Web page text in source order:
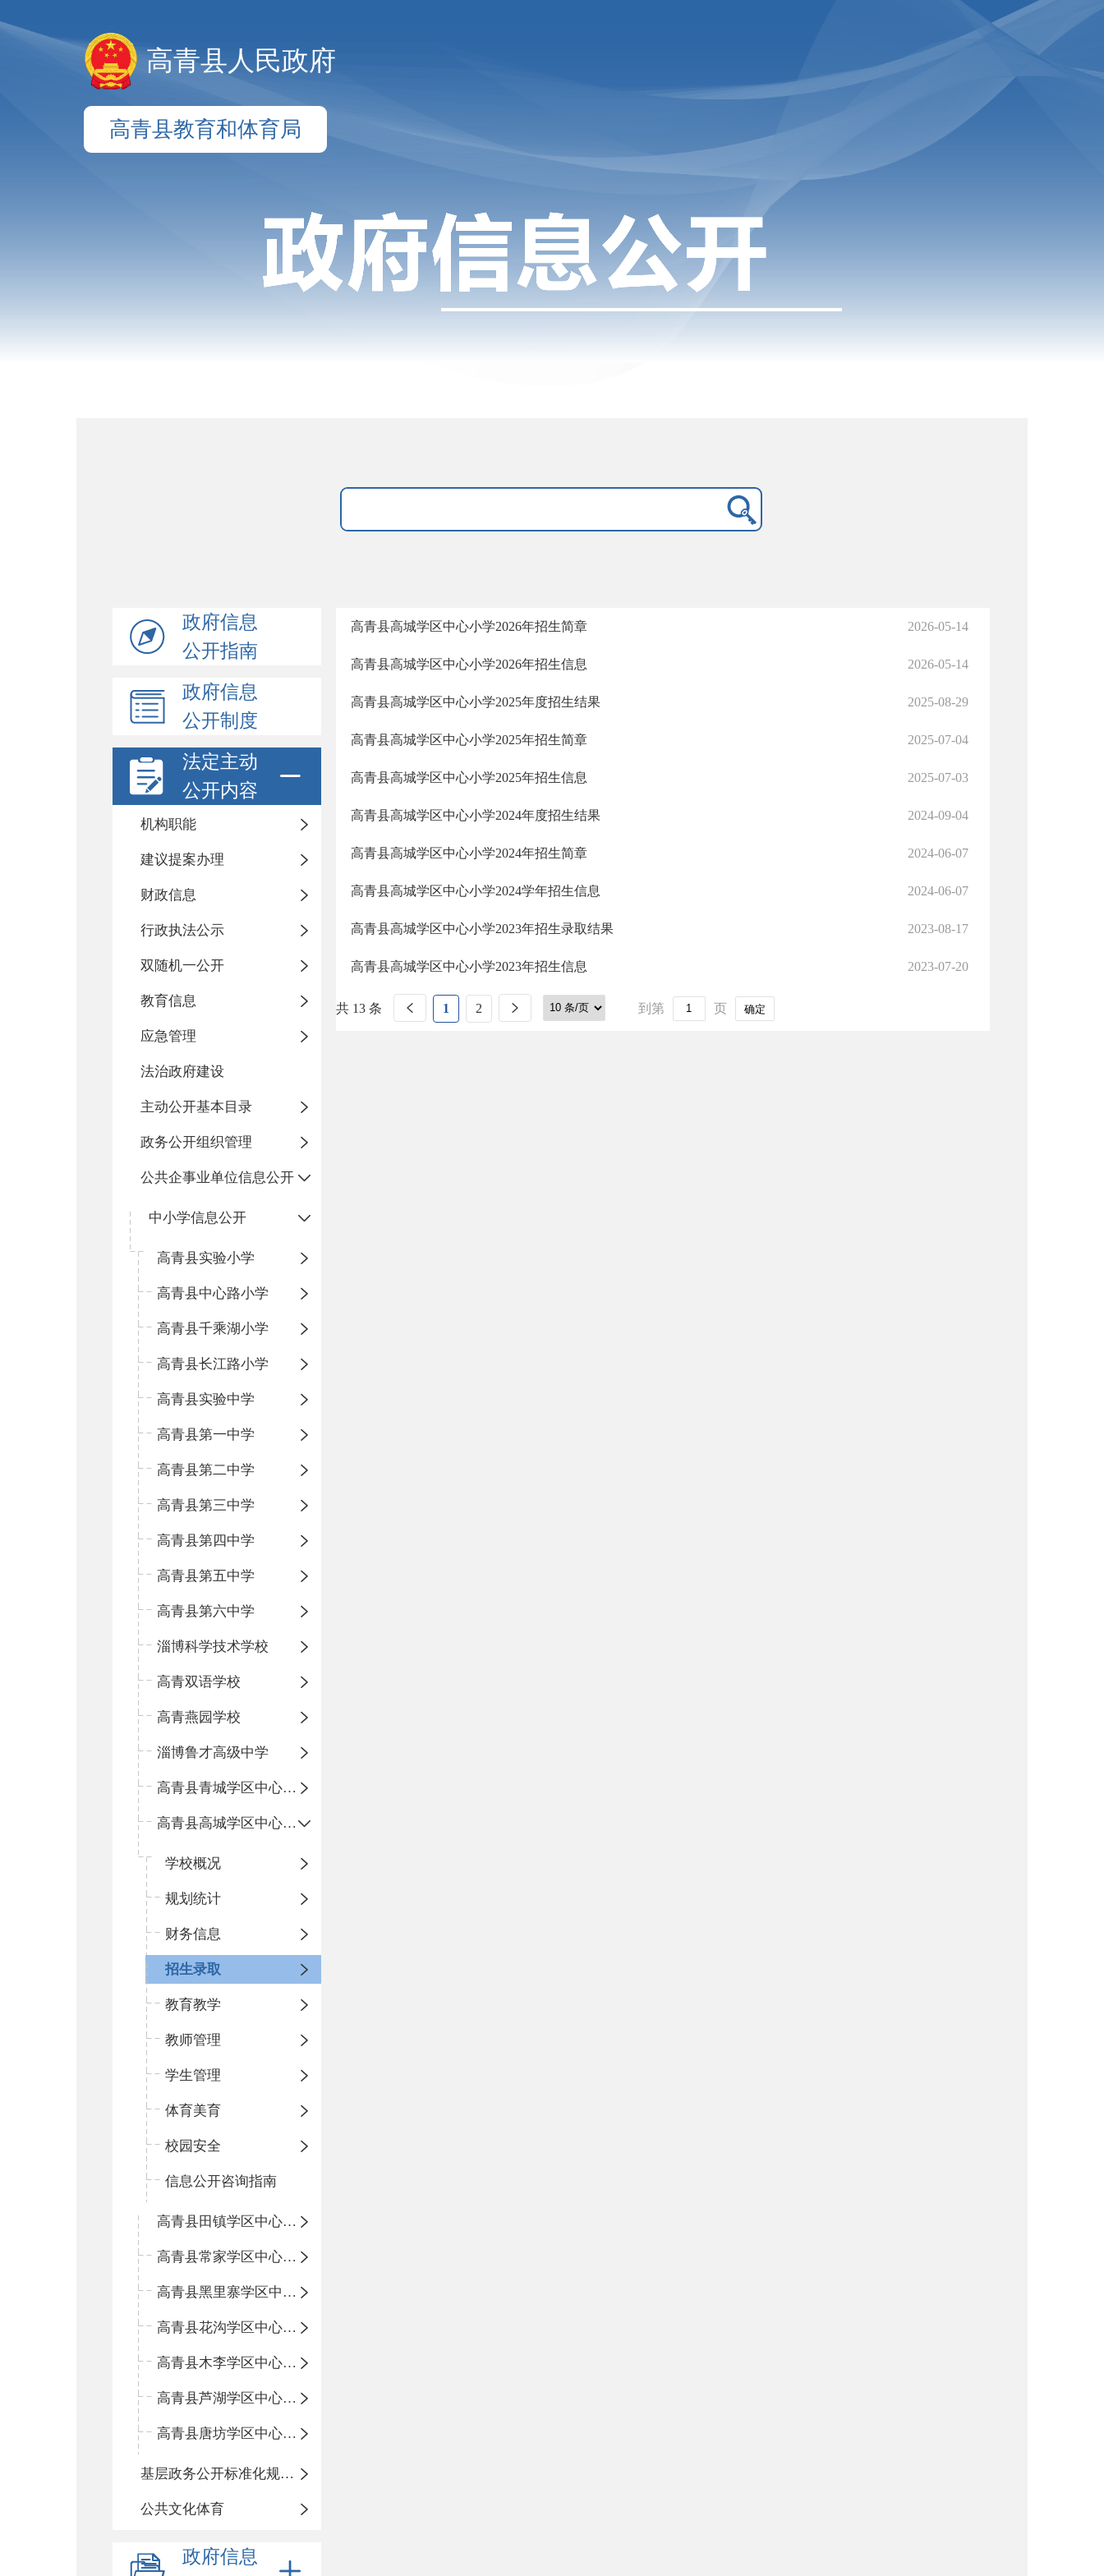
高青县人民政府
高青县教育和体育局
政府信息
公开指南
政府信息
公开制度
法定主动
公开内容
机构职能
建议提案办理
财政信息
行政执法公示
双随机一公开
教育信息
应急管理
法治政府建设
主动公开基本目录
政务公开组织管理
公共企事业单位信息公开
中小学信息公开
高青县实验小学
高青县中心路小学
高青县千乘湖小学
高青县长江路小学
高青县实验中学
高青县第一中学
高青县第二中学
高青县第三中学
高青县第四中学
高青县第五中学
高青县第六中学
淄博科学技术学校
高青双语学校
高青燕园学校
淄博鲁才高级中学
高青县青城学区中心小学
高青县高城学区中心小学
学校概况
规划统计
财务信息
招生录取
教育教学
教师管理
学生管理
体育美育
校园安全
信息公开咨询指南
高青县田镇学区中心小学
高青县常家学区中心小学
高青县黑里寨学区中心小学
高青县花沟学区中心小学
高青县木李学区中心小学
高青县芦湖学区中心小学
高青县唐坊学区中心小学
基层政务公开标准化规范化
公共文化体育
政府信息
高青县高城学区中心小学2026年招生简章 2026-05-14
高青县高城学区中心小学2026年招生信息 2026-05-14
高青县高城学区中心小学2025年度招生结果 2025-08-29
高青县高城学区中心小学2025年招生简章 2025-07-04
高青县高城学区中心小学2025年招生信息 2025-07-03
高青县高城学区中心小学2024年度招生结果 2024-09-04
高青县高城学区中心小学2024年招生简章 2024-06-07
高青县高城学区中心小学2024学年招生信息 2024-06-07
高青县高城学区中心小学2023年招生录取结果 2023-08-17
高青县高城学区中心小学2023年招生信息 2023-07-20
共 13 条 1 2 到第 页 确定